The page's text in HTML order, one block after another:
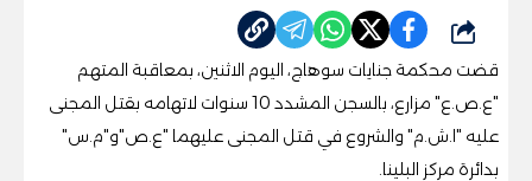
شارك
قضت محكمة جنايات سوهاج، اليوم الاثنين، بمعاقبة المتهم
"ع.ص.ع" مزارع، بالسجن المشدد 10 سنوات لاتهامه بقتل المجنى
عليه "ا.ش.م" والشروع في قتل المجنى عليهما "ع.ص"و"م.س"
بدائرة مركز البلينا.